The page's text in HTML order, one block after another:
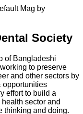
Mag by
Society
of Bangladeshi
to preserve
and other sectors by
opportunities
effort to build a
sector and
thinking and doing.